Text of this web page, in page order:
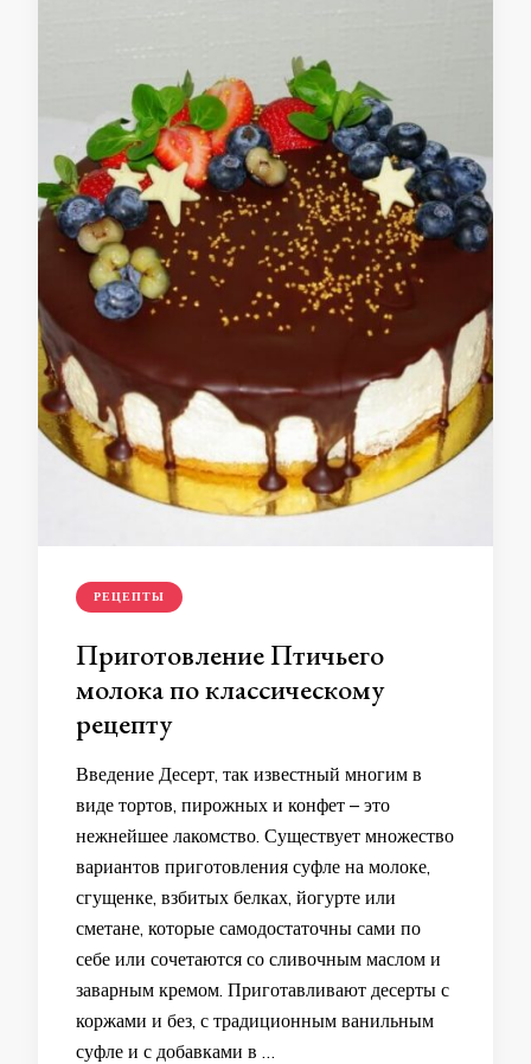
РЕЦЕПТЫ
Приготовление Птичьего
молока по классическому
рецепту
Введение Десерт, так известный многим в
виде тортов, пирожных и конфет – это
нежнейшее лакомство. Существует множество
вариантов приготовления суфле на молоке,
сгущенке, взбитых белках, йогурте или
сметане, которые самодостаточны сами по
себе или сочетаются со сливочным маслом и
заварным кремом. Приготавливают десерты с
коржами и без, с традиционным ванильным
суфле и с добавками в …